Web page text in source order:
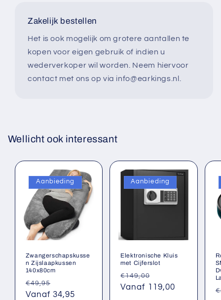
Zakelijk bestellen
Het is ook mogelijk om grotere aantallen te
kopen voor eigen gebruik of indien u
wederverkoper wil worden. Neem hiervoor
contact met ons op via info@earkings.nl.
Wellicht ook interessant
Aanbieding
Zwangerschapskusse
n Zijslaapkussen
140x80cm
Normale
prijs
€49,95
Aanbiedingsprijs
Vanaf 34,95
Aanbieding
Elektronische Kluis
met Cijferslot
Normale
prijs
€149,00
Vanaf 119,00